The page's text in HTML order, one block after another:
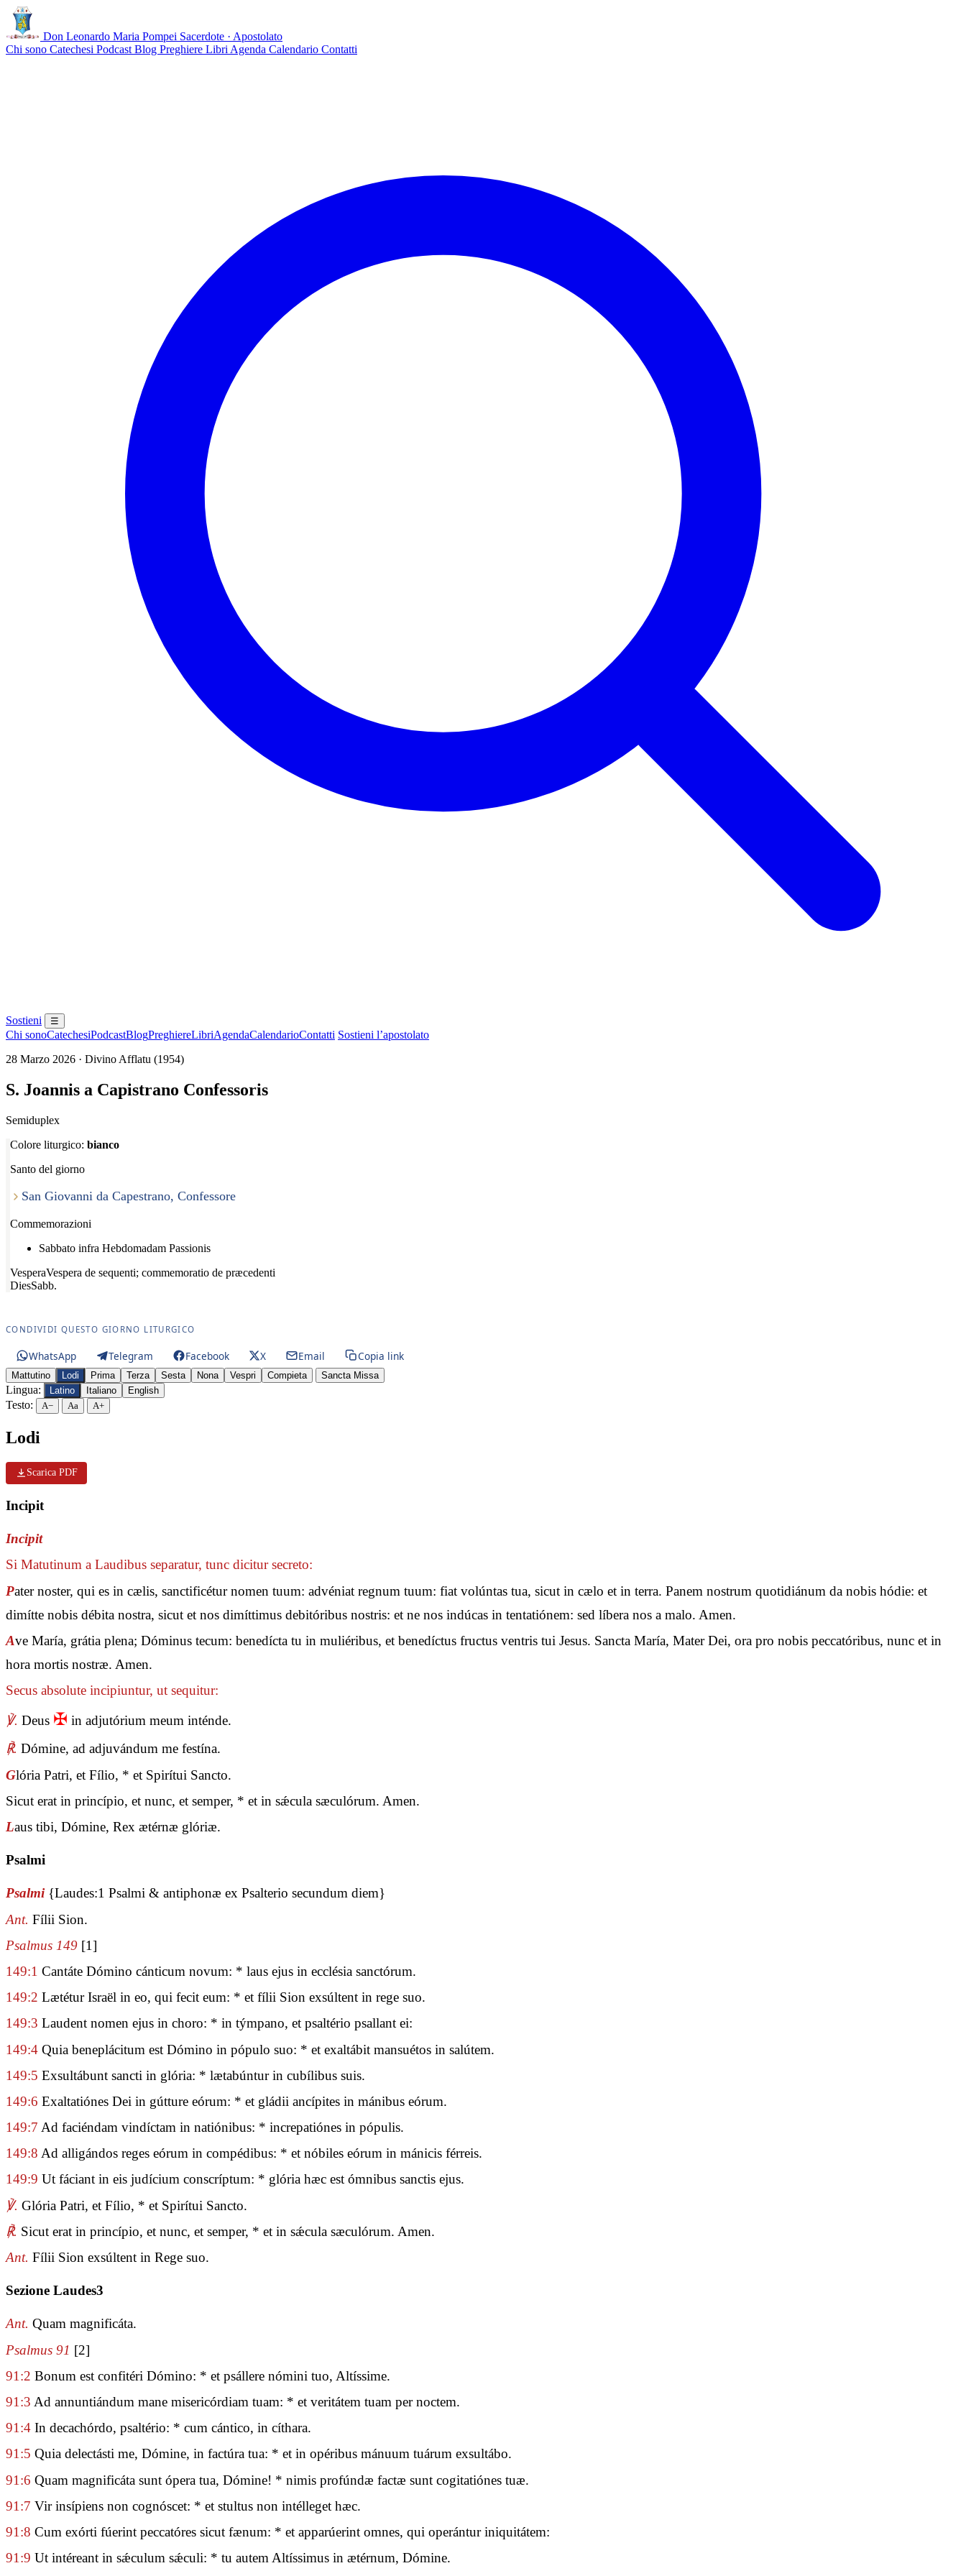
Don Leonardo Maria Pompei Sacerdote · Apostolato
Chi sono Catechesi Podcast Blog Preghiere Libri Agenda Calendario Contatti
Sostieni ☰
Chi sonoCatechesiPodcastBlogPreghiereLibriAgendaCalendarioContatti Sostieni l’apostolato
28 Marzo 2026 · Divino Afflatu (1954)
S. Joannis a Capistrano Confessoris
Semiduplex
Colore liturgico: bianco
Santo del giorno
San Giovanni da Capestrano, Confessore
Commemorazioni
Sabbato infra Hebdomadam Passionis
VesperaVespera de sequenti; commemoratio de præcedenti
DiesSabb.
CONDIVIDI QUESTO GIORNO LITURGICO
WhatsApp Telegram Facebook X Email Copia link
Mattutino Lodi Prima Terza Sesta Nona Vespri Compieta Sancta Missa
Lingua: Latino Italiano English
Testo: A− Aa A+
Lodi
Scarica PDF
Incipit
Incipit
Si Matutinum a Laudibus separatur, tunc dicitur secreto:
Pater noster, qui es in cælis, sanctificétur nomen tuum: advéniat regnum tuum: fiat volúntas tua, sicut in cælo et in terra. Panem nostrum quotidiánum da nobis hódie: et
dimítte nobis débita nostra, sicut et nos dimíttimus debitóribus nostris: et ne nos indúcas in tentatiónem: sed líbera nos a malo. Amen.
Ave María, grátia plena; Dóminus tecum: benedícta tu in muliéribus, et benedíctus fructus ventris tui Jesus. Sancta María, Mater Dei, ora pro nobis peccatóribus, nunc et in
hora mortis nostræ. Amen.
Secus absolute incipiuntur, ut sequitur:
℣. Deus ✠ in adjutórium meum inténde.
℟. Dómine, ad adjuvándum me festína.
Glória Patri, et Fílio, * et Spirítui Sancto.
Sicut erat in princípio, et nunc, et semper, * et in sǽcula sæculórum. Amen.
Laus tibi, Dómine, Rex ætérnæ glóriæ.
Psalmi
Psalmi {Laudes:1 Psalmi & antiphonæ ex Psalterio secundum diem}
Ant. Fílii Sion.
Psalmus 149 [1]
149:1 Cantáte Dómino cánticum novum: * laus ejus in ecclésia sanctórum.
149:2 Lætétur Israël in eo, qui fecit eum: * et fílii Sion exsúltent in rege suo.
149:3 Laudent nomen ejus in choro: * in týmpano, et psaltério psallant ei:
149:4 Quia beneplácitum est Dómino in pópulo suo: * et exaltábit mansuétos in salútem.
149:5 Exsultábunt sancti in glória: * lætabúntur in cubílibus suis.
149:6 Exaltatiónes Dei in gútture eórum: * et gládii ancípites in mánibus eórum.
149:7 Ad faciéndam vindíctam in natiónibus: * increpatiónes in pópulis.
149:8 Ad alligándos reges eórum in compédibus: * et nóbiles eórum in mánicis férreis.
149:9 Ut fáciant in eis judícium conscríptum: * glória hæc est ómnibus sanctis ejus.
℣. Glória Patri, et Fílio, * et Spirítui Sancto.
℟. Sicut erat in princípio, et nunc, et semper, * et in sǽcula sæculórum. Amen.
Ant. Fílii Sion exsúltent in Rege suo.
Sezione Laudes3
Ant. Quam magnificáta.
Psalmus 91 [2]
91:2 Bonum est confitéri Dómino: * et psállere nómini tuo, Altíssime.
91:3 Ad annuntiándum mane misericórdiam tuam: * et veritátem tuam per noctem.
91:4 In decachórdo, psaltério: * cum cántico, in cíthara.
91:5 Quia delectásti me, Dómine, in factúra tua: * et in opéribus mánuum tuárum exsultábo.
91:6 Quam magnificáta sunt ópera tua, Dómine! * nimis profúndæ factæ sunt cogitatiónes tuæ.
91:7 Vir insípiens non cognóscet: * et stultus non intélleget hæc.
91:8 Cum exórti fúerint peccatóres sicut fænum: * et apparúerint omnes, qui operántur iniquitátem:
91:9 Ut intéreant in sǽculum sǽculi: * tu autem Altíssimus in ætérnum, Dómine.